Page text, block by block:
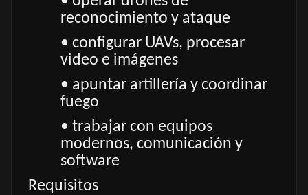
reconocimiento y ataque
• configurar UAVs, procesar
video e imágenes
• apuntar artillería y coordinar
fuego
• trabajar con equipos
modernos, comunicación y
software
Requisitos